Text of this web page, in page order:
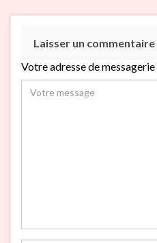
Laisser un commentaire
Votre adresse de messagerie